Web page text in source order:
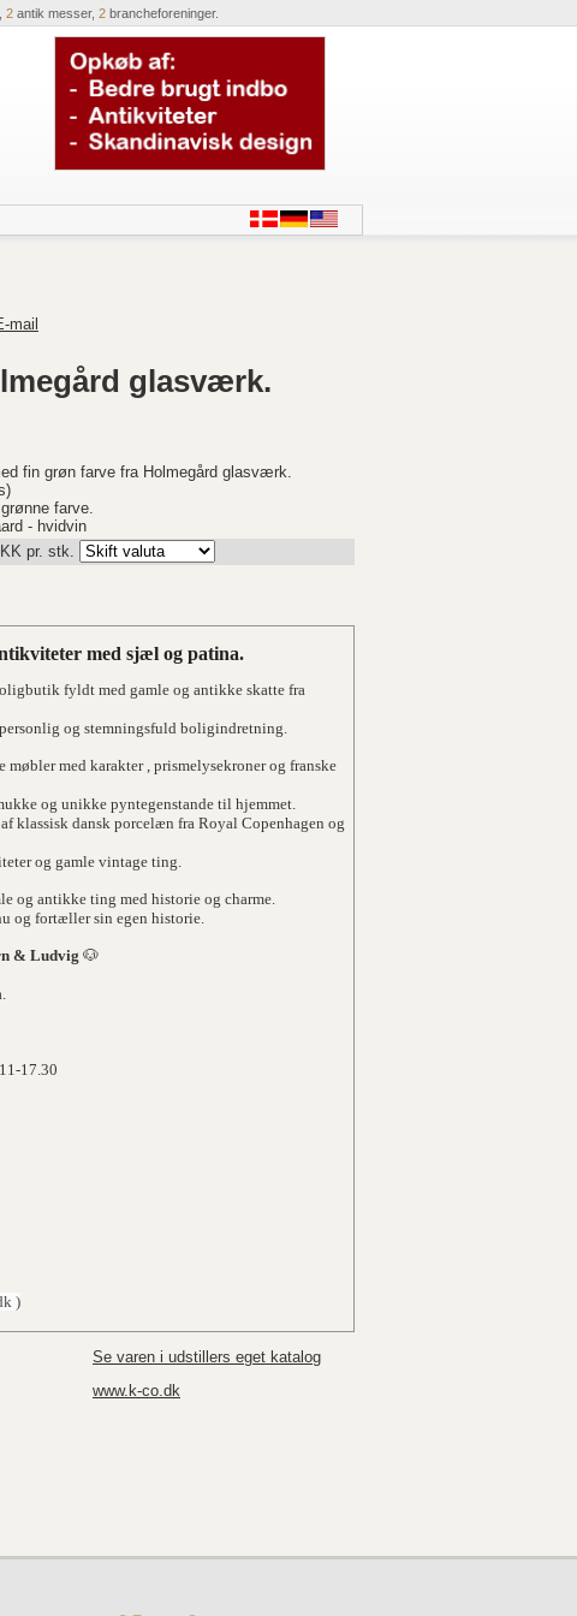
2antik messer, 2brancheforeninger.
mail
glasværk.
fin grøn farve fra Holmegård glasværk.
farve.
- hvidvin
pr. stk.
med sjæl og patina.
fyldt med gamle og antikke skatte fra
og stemningsfuld boligindretning.
med karakter , prismelysekroner og franske
og unikke pyntegenstande til hjemmet.
klassisk dansk porcelæn fra Royal Copenhagen og
og gamle vintage ting.
og antikke ting med historie og charme.
og fortæller sin egen historie.
& Ludvig 🐶
17.30
)
Se varen i udstillers eget katalog
www.k-co.dk